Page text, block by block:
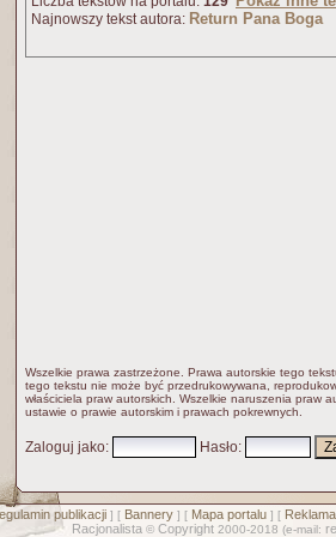
Najnowszy tekst autora: Return Pana Boga
Wszelkie prawa zastrzeżone. Prawa autorskie tego
tego tekstu nie może być przedrukowywana,
właściciela praw autorskich. Wszelkie naruszenia praw
ustawie o prawie autorskim i prawach pokrewnych.
Zaloguj jako: Hasło:
publikacji] [ Bannery] [ Mapa portalu] [ Reklama
Racjonalista © Copyright 2000-2018 (e-mail: